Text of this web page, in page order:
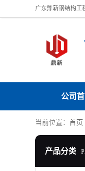
公司
当前位置： 首页
产品分类